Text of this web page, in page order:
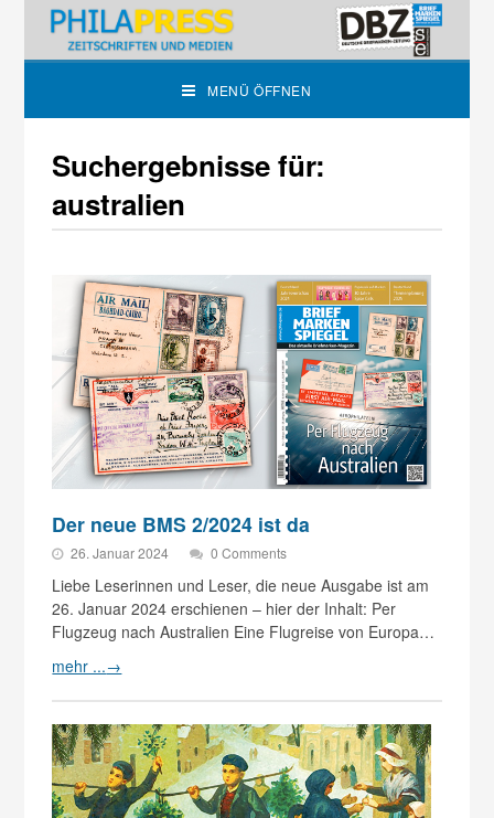
MENÜ ÖFFNEN
Suchergebnisse für:
australien
Der neue BMS 2/2024 ist da
26. Januar 2024 0 Comments
Liebe Leserinnen und Leser, die neue Ausgabe ist am
26. Januar 2024 erschienen – hier der Inhalt: Per
Flugzeug nach Australien Eine Flugreise von Europa…
mehr ...→